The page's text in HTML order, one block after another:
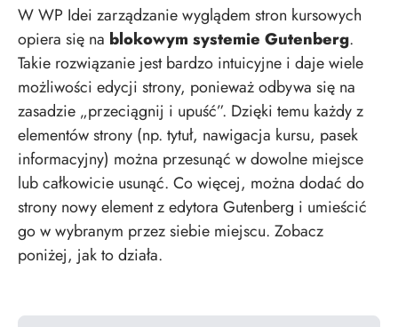
W WP Idei zarządzanie wyglądem stron kursowych
opiera się na blokowym systemie Gutenberg.
Takie rozwiązanie jest bardzo intuicyjne i daje wiele
możliwości edycji strony, ponieważ odbywa się na
zasadzie „przeciągnij i upuść”. Dzięki temu każdy z
elementów strony (np. tytuł, nawigacja kursu, pasek
informacyjny) można przesunąć w dowolne miejsce
lub całkowicie usunąć. Co więcej, można dodać do
strony nowy element z edytora Gutenberg i umieścić
go w wybranym przez siebie miejscu. Zobacz
poniżej, jak to działa.